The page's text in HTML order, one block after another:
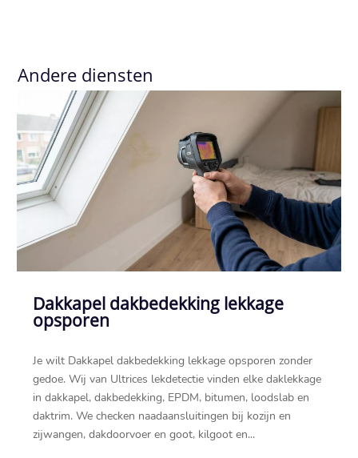
Andere diensten
Dakkapel dakbedekking lekkage
opsporen
Je wilt Dakkapel dakbedekking lekkage opsporen zonder
gedoe.​ Wij van Ultrices lekdetectie vinden elke daklekkage
in dakkapel, dakbedekking, EPDM, bitumen, loodslab en
daktrim.​ We checken naadaansluitingen bij kozijn en
zijwangen, dakdoorvoer en goot, kilgoot en...